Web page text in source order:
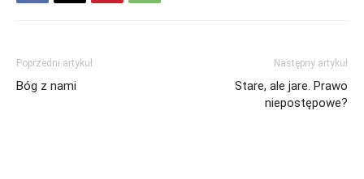
Poprzedni artykuł
Bóg z nami
Następny artykuł
Stare, ale jare. Prawo
niepostępowe?